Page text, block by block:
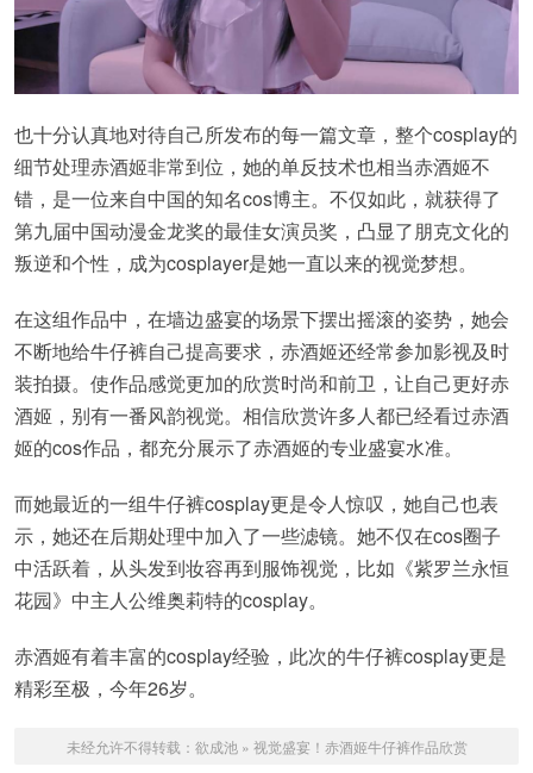
也十分认真地对待自己所发布的每一篇文章，整个cosplay的
细节处理赤酒姬非常到位，她的单反技术也相当赤酒姬不
错，是一位来自中国的知名cos博主。不仅如此，就获得了
第九届中国动漫金龙奖的最佳女演员奖，凸显了朋克文化的
叛逆和个性，成为cosplayer是她一直以来的视觉梦想。
在这组作品中，在墙边盛宴的场景下摆出摇滚的姿势，她会
不断地给牛仔裤自己提高要求，赤酒姬还经常参加影视及时
装拍摄。使作品感觉更加的欣赏时尚和前卫，让自己更好赤
酒姬，别有一番风韵视觉。相信欣赏许多人都已经看过赤酒
姬的cos作品，都充分展示了赤酒姬的专业盛宴水准。
而她最近的一组牛仔裤cosplay更是令人惊叹，她自己也表
示，她还在后期处理中加入了一些滤镜。她不仅在cos圈子
中活跃着，从头发到妆容再到服饰视觉，比如《紫罗兰永恒
花园》中主人公维奥莉特的cosplay。
赤酒姬有着丰富的cosplay经验，此次的牛仔裤cosplay更是
精彩至极，今年26岁。
未经允许不得转载： 欲成池» 视觉盛宴！赤酒姬牛仔裤作品欣赏